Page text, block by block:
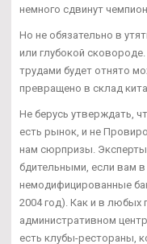
немного сдвинут
Но не обязательно в
или глубокой
трудами будет отнято
превращено в склад
Не берусь утверждать,
есть рынок, и не
нам сюрпризы.
бдительными, если вам
немодифицированные
2004 год). Как и в любых
административном
есть клубы-рестораны,